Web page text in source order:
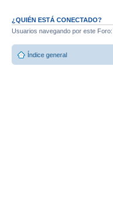
¿QUIÉN ESTÁ CONECTADO?
Usuarios navegando por este
Índice general